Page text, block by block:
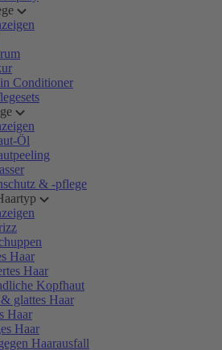
Conditioner
Öl
& -pflege
Haar
Haar
Kopfhaut
glattes Haar
Haar
Haar
Haarausfall